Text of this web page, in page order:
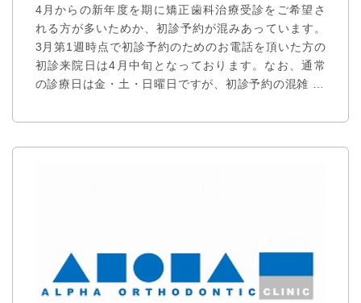
4月からの新年度を期に矯正歯科治療受診をご希望さ
れる方が多いためか、初診予約が混みあっています。
3月第1週時点で初診予約のためのお電話を頂いた方の
初診来院日は4月中旬となっております。なお、通常
の診療日は金・土・日曜日ですが、初診予約の混雑 …